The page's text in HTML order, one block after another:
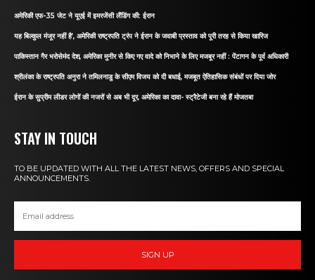
अमेरिकी एफ-35 जेट ने यूएई में इमरजेंसी लैंडिंग की: ईरान
यह बिल्कुल मंजूर नहीं है’, अमेरिकी राष्ट्रपति ट्रंप ने ईरान के जवाबी प्रस्ताव को पूरी तरह से किया खारिज
पाकिस्तान गैर भरोसेमंद देश, अमेरिका मुनीर से किए गए वादे को निभाने के लिए मजबूर नहीं : पेंटागन के पूर्व अधिकारी
श्रीलंका के राष्ट्रपति अनुरा ने तमिलनाडु के सीएम विजय को दी बधाई, मजबूत ऐतिहासिक संबंधों पर दिया जोर
ईरान के सुप्रीम लीडर लोगों की नजरों से अब भी दूर, अमेरिका का दावा- स्ट्रैटेजी बना रहे हैं मोजतबा
STAY IN TOUCH
TO BE UPDATED WITH ALL THE LATEST NEWS, OFFERS AND SPECIAL
ANNOUNCEMENTS.
SIGN UP